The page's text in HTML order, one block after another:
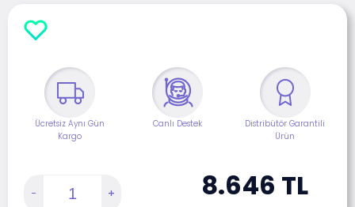
Ücretsiz Aynı Gün
Kargo
Canlı Destek
Distribütör Garantili
Ürün
8.646 TL